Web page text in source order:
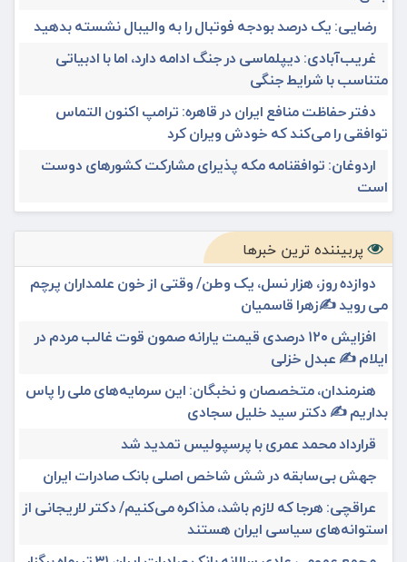
رضایی: یک درصد بودجه فوتبال را به والیبال نشسته بدهید
غریب‌آبادی: دیپلماسی در جنگ ادامه دارد، اما با ادبیاتی
متناسب با شرایط جنگی
دفتر حفاظت منافع ایران در قاهره: ترامپ اکنون التماس
توافقی را می‌کند که خودش ویران کرد
اردوغان: توافقنامه مکه پذیرای مشارکت کشورهای دوست
است
پربیننده ترین خبرها
دوازده روز، هزار نسل، یک وطن/ وقتی از خون علمداران پرچم
می روید ✍️زهرا قاسمیان
افزایش ۱۲۰ درصدی قیمت یارانه صمون قوت غالب مردم در
ایلام ✍️ عبدل خزلی
هنرمندان، متخصصان و نخبگان: این سرمایه‌های ملی را پاس
بداریم ✍️ دکتر سید خلیل سجادی
قرارداد محمد عمری با پرسپولیس تمدید شد
جهش بی‌سابقه در شش شاخص اصلی بانک صادرات ایران
عراقچی: هرجا که لازم باشد، مذاکره می‌کنیم/ دکتر لاریجانی از
استوانه‌های سیاسی ایران هستند